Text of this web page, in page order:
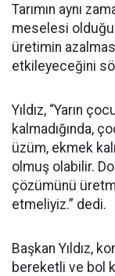
Tarımın aynı
meselesi
üretimin
etkileyeceğini
Yıldız, “Yarın
kalmadığında,
üzüm, ekmek
olmuş olabilir.
çözümünü
etmeliyiz.” dedi.
Başkan Yıldız,
bereketli ve bol